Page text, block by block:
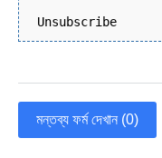
Unsubscribe
মন্তব্য ফর্ম দেখান (0)